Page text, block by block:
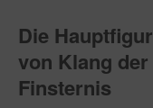
Die
von Klang der
Finsternis